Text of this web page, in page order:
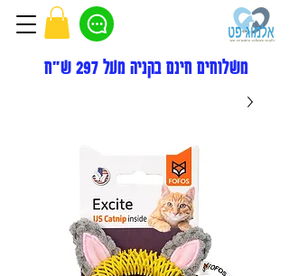
משלוחים חינם בקניה מעל 297 ש"ח